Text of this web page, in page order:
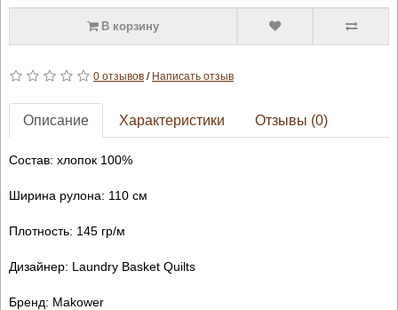
В корзину
0 отзывов/ Написать отзыв
Описание Характеристики Отзывы (0)
Состав: хлопок 100%
Ширина рулона: 110 см
Плотность: 145 гр/м
Дизайнер: Laundry Basket Quilts
Бренд: Makower